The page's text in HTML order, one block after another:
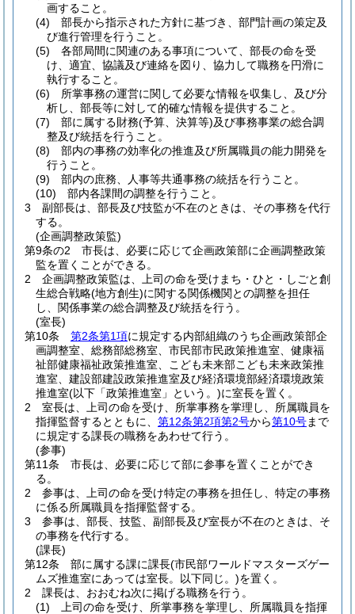
画すること。
(4)
部長から指示された方針に基づき、部門計画の策定及
び進行管理を行うこと。
(5)
各部局間に関連のある事項について、部長の命を受
け、適宜、協議及び連絡を図り、協力して職務を円滑に
執行すること。
(6)
所掌事務の運営に関して必要な情報を収集し、及び分
析し、部長等に対して的確な情報を提供すること。
(7)
部に属する財務(予算、決算等)及び事務事業の総合調
整及び統括を行うこと。
(8)
部内の事務の効率化の推進及び所属職員の能力開発を
行うこと。
(9)
部内の庶務、人事等共通事務の統括を行うこと。
(10)
部内各課間の調整を行うこと。
3
副部長は、部長及び技監が不在のときは、その事務を代行
する。
(企画調整政策監)
第9条の2
市長は、必要に応じて企画政策部に企画調整政策
監を置くことができる。
2
企画調整政策監は、上司の命を受けまち・ひと・しごと創
生総合戦略(地方創生)に関する関係機関との調整を担任
し、関係事業の総合調整及び統括を行う。
(室長)
第10条
第2条第1項に規定する内部組織のうち企画政策部企
画調整室、総務部総務室、市民部市民政策推進室、健康福
祉部健康福祉政策推進室、こども未来部こども未来政策推
進室、建設部建設政策推進室及び経済環境部経済環境政策
推進室(以下「政策推進室」という。)に室長を置く。
2
室長は、上司の命を受け、所掌事務を掌理し、所属職員を
指揮監督するとともに、 第12条第2項第2号から第10号まで
に規定する課長の職務をあわせて行う。
(参事)
第11条
市長は、必要に応じて部に参事を置くことができ
る。
2
参事は、上司の命を受け特定の事務を担任し、特定の事務
に係る所属職員を指揮監督する。
3
参事は、部長、技監、副部長及び室長が不在のときは、そ
の事務を代行する。
(課長)
第12条
部に属する課に課長(市民部ワールドマスターズゲー
ムズ推進室にあっては室長。以下同じ。)を置く。
2
課長は、おおむね次に掲げる職務を行う。
(1)
上司の命を受け、所掌事務を掌理し、所属職員を指揮